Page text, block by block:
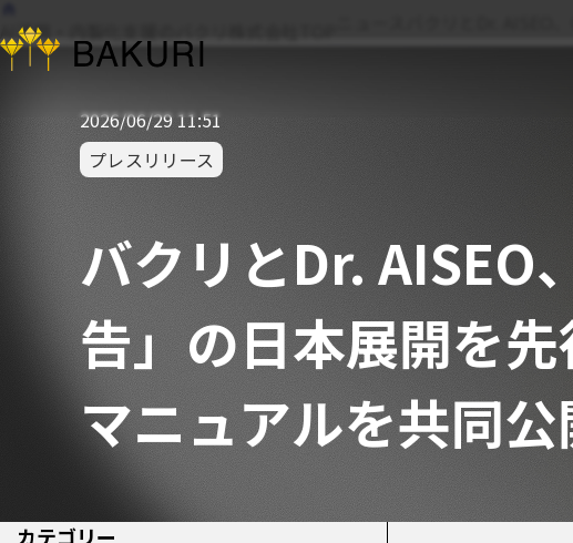
AI活用・内製化支援のバクリ株式会社TOP
2026/06/29 11:51
プレスリリース
バクリとDr. AISEO
告」の日本展開を
マニュアルを共同公
カテゴリー